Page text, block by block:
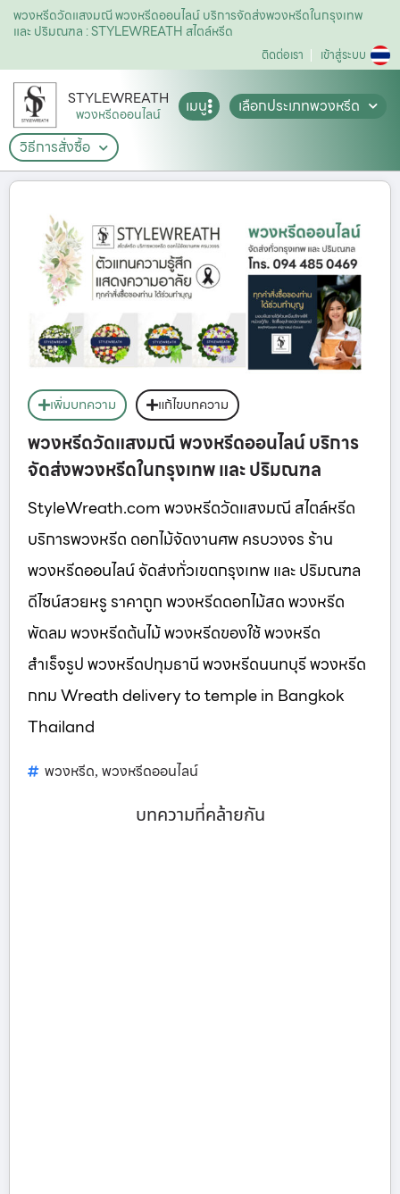
พวงหรีดวัดแสงมณี พวงหรีดออนไลน์ บริการจัดส่งพวงหรีดในกรุงเทพ
และ ปริมณฑล : STYLEWREATH สไตล์หรีด
ติดต่อเรา เข้าสู่ระบบ
STYLEWREATH
พวงหรีดออนไลน์ เมนู
เลือกประเภทพวงหรีด
วิธีการสั่งซื้อ
เพิ่มบทความ แก้ไขบทความ
พวงหรีดวัดแสงมณี พวงหรีดออนไลน์ บริการ
จัดส่งพวงหรีดในกรุงเทพ และ ปริมณฑล
StyleWreath.com พวงหรีดวัดแสงมณี สไตล์หรีด
บริการพวงหรีด ดอกไม้จัดงานศพ ครบวงจร ร้าน
พวงหรีดออนไลน์ จัดส่งทั่วเขตกรุงเทพ และ ปริมณฑล
ดีไซน์สวยหรู ราคาถูก พวงหรีดดอกไม้สด พวงหรีด
พัดลม พวงหรีดต้นไม้ พวงหรีดของใช้ พวงหรีด
สำเร็จรูป พวงหรีดปทุมธานี พวงหรีดนนทบุรี พวงหรีด
กทม Wreath delivery to temple in Bangkok
Thailand
พวงหรีด, พวงหรีดออนไลน์
บทความที่คล้ายกัน